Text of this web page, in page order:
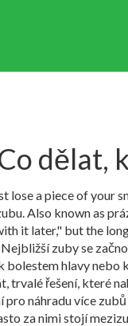
dělat,
lose a piece of
. Also known as
it later," but the
zuby se
bolestem hlavy
,trvalé řešení, které
pro náhradu více zubů
za nimi stojí